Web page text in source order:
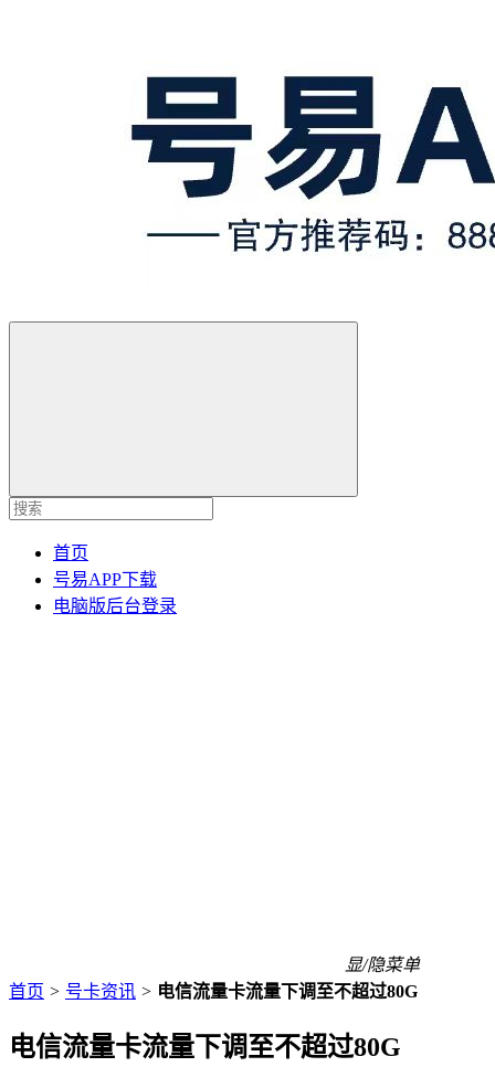
首页
号易APP下载
电脑版后台登录
显/隐菜单
首页 > 号卡资讯 > 电信流量卡流量下调至不超过80G
电信流量卡流量下调至不超过80G